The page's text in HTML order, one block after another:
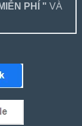
PHÍ " VÀ